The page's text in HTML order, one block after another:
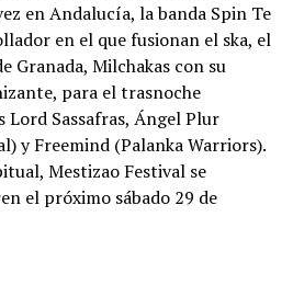
en Andalucía, la banda Spin Te
en el que fusionan el ska, el
Granada, Milchakas con su
para el trasnoche
Lord Sassafras, Ángel Plur
y Freemind (Palanka Warriors).
Mestizao Festival se
el próximo sábado 29 de